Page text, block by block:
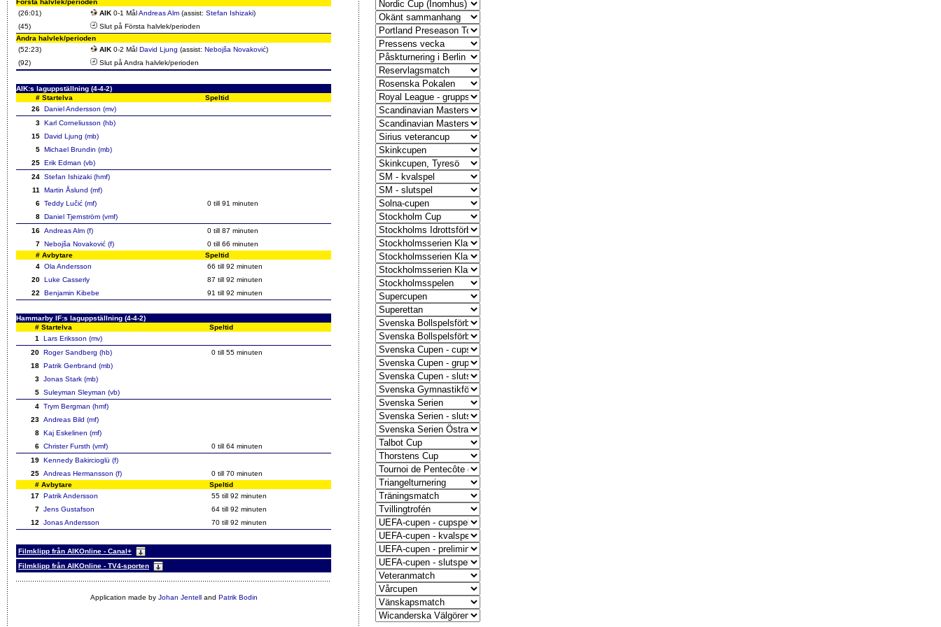
Första halvlek/perioden
(26:01)
AIK 0-1 MålAndreas Alm (assist: Stefan Ishizaki)
(45)
Slut på Första halvlek/perioden
Andra halvlek/perioden
(52:23)
AIK 0-2 Mål David Ljung (assist: Nebojša Novaković)
(92)
Slut på Andra halvlek/perioden
AIK:s laguppställning (4-4-2)
# Startelva
Speltid
26 Daniel Andersson (mv)
3 Karl Corneliusson (hb)
15 David Ljung (mb)
5 Michael Brundin (mb)
25 Erik Edman (vb)
24 Stefan Ishizaki (hmf)
11
Martin Åslund (mf)
6 Teddy Lučić (mf)
0 till 91 minuten
8 Daniel Tjernström (vmf)
16 Andreas Alm (f)
0 till 87 minuten
7 Nebojša Novaković (f)
0 till 66 minuten
# Avbytare
Speltid
4 Ola Andersson
66 till 92 minuten
20 Luke Casserly
87 till 92 minuten
22
Benjamin Kibebe 91 till 92 minuten
Hammarby IF:s laguppställning (4-4-2)
# Startelva
Speltid
1
Lars Eriksson (mv)
20 Roger Sandberg (hb)
0 till 55 minuten
18 Patrik Gerrbrand (mb)
3 Jonas Stark (mb)
5 Suleyman Sleyman (vb)
4 Trym Bergman (hmf)
23 Andreas Bild (mf)
8 Kaj Eskelinen (mf)
6 Christer Fursth (vmf)
0 till 64 minuten
19 Kennedy Bakircioglü (f)
25 Andreas Hermansson (f)
0 till 70 minuten
# Avbytare
Speltid
17 Patrik Andersson
55 till 92 minuten
7 Jens Gustafson
64 till 92 minuten
12
Jonas Andersson 70 till 92 minuten
Filmklipp från AIKOnline - Canal+
Filmklipp från AIKOnline - TV4-sporten
Application made by Johan Jentelland Patrik Bodin